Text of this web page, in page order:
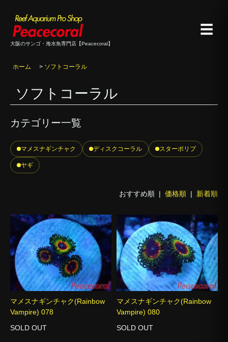
大阪のサンゴ・海水魚専門店【Peacecoral】
☰
ホーム > ソフトコーラル
ソフトコーラル
カテゴリー一覧
マメスナギンチャク ディスクコーラル スターポリプ
ヤギ
おすすめ順 | 価格順 | 新着順
マメスナギンチャク(Rainbow
Vampire) 078
SOLD OUT
マメスナギンチャク(Rainbow
Vampire) 080
SOLD OUT